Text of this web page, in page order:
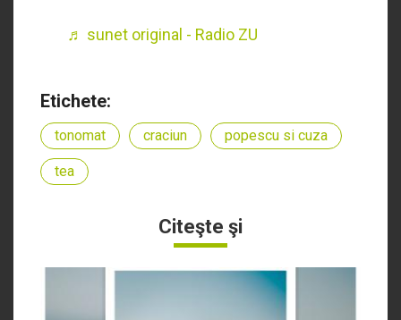
♬ sunet original - Radio ZU
Etichete:
tonomat craciun popescu si cuza
tea
Citeşte şi